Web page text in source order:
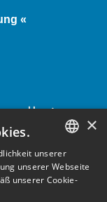
«
GERMAN
ENGLISH
×
unserer
unserer Webseite
unserer Cookie-